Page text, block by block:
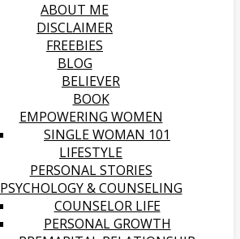
ABOUT ME
DISCLAIMER
FREEBIES
BLOG
BELIEVER
BOOK
EMPOWERING WOMEN
SINGLE WOMAN 101
LIFESTYLE
PERSONAL STORIES
PSYCHOLOGY & COUNSELING
COUNSELOR LIFE
PERSONAL GROWTH